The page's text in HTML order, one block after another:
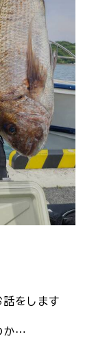
をします
か⋯